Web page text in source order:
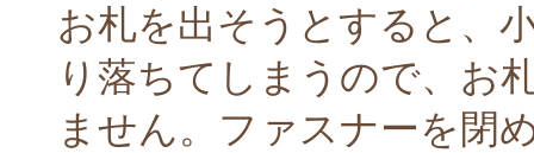
お札を出そうとすると、
り落ちてしまうので、お
ません。ファスナーを閉